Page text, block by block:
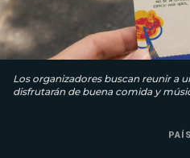
Los organizadores buscan reunir a
disfrutarán de buena comida y
PAÍS